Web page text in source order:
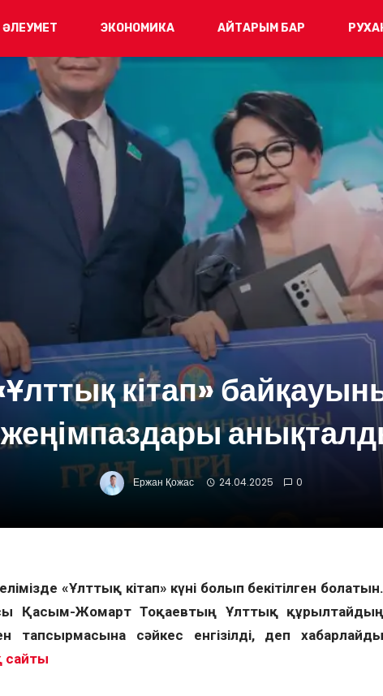
ӘЛЕУМЕТ ЭКОНОМИКА АЙТАРЫМ БАР
кітап»
жеңімпаздары
Ержан Қожас 24.04.2025 0
«Ұлттық кітап» күні болып бекітілген болатын.
Қасым-Жомарт Тоқаевтың Ұлттық құрылтайдың
тапсырмасына сәйкес енгізілді, деп хабарлайды
сайты